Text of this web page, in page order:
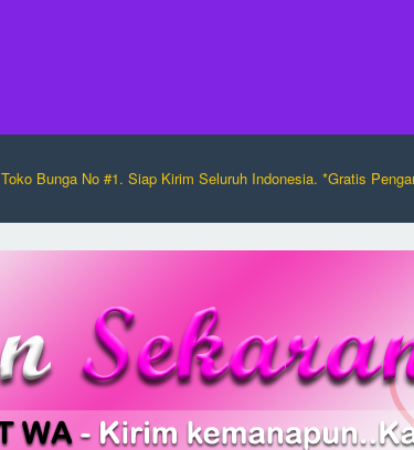
Toko Bunga No #1. Siap Kirim Seluruh Indonesia. *Gratis